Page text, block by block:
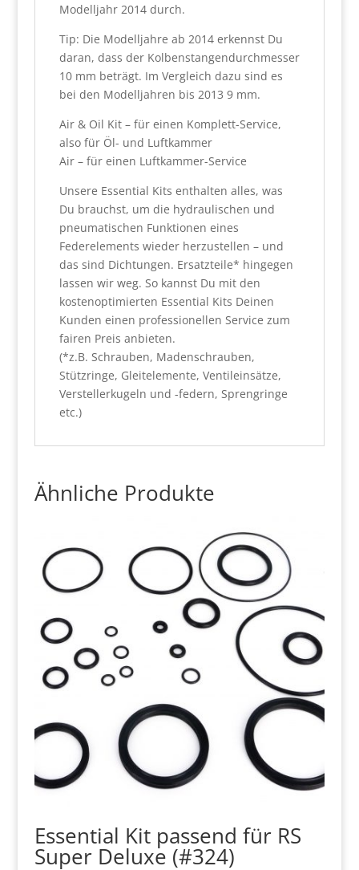
Modelljahr 2014 durch.
Tip: Die Modelljahre ab 2014 erkennst Du
daran, dass der Kolbenstangendurchmesser
10 mm beträgt. Im Vergleich dazu sind es
bei den Modelljahren bis 2013 9 mm.
Air & Oil Kit – für einen Komplett-Service,
also für Öl- und Luftkammer
Air – für einen Luftkammer-Service
Unsere Essential Kits enthalten alles, was
Du brauchst, um die hydraulischen und
pneumatischen Funktionen eines
Federelements wieder herzustellen – und
das sind Dichtungen. Ersatzteile* hingegen
lassen wir weg. So kannst Du mit den
kostenoptimierten Essential Kits Deinen
Kunden einen professionellen Service zum
fairen Preis anbieten.
(*z.B. Schrauben, Madenschrauben,
Stützringe, Gleitelemente, Ventileinsätze,
Verstellerkugeln und -federn, Sprengringe
etc.)
Ähnliche Produkte
Essential Kit passend für RS
Super Deluxe (#324)